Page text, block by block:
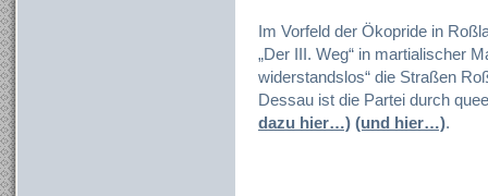
Im Vorfeld der Ökopride in
„Der III. Weg“ in martialischer
widerstandslos“ die Straßen
Dessau ist die Partei durch
dazu hier…) (und hier…).